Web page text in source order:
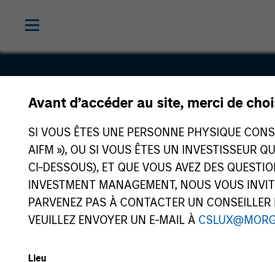
Avant d’accéder au site, merci de
SI VOUS ÊTES UNE PERSONNE PHYSIQUE
AIFM »), OU SI VOUS ÊTES UN INVESTISSEUR
CI-DESSOUS), ET QUE VOUS AVEZ DES
INVESTMENT MANAGEMENT, NOUS VOUS
PARVENEZ PAS À CONTACTER UN
VEUILLEZ ENVOYER UN E-MAIL À
Lieu